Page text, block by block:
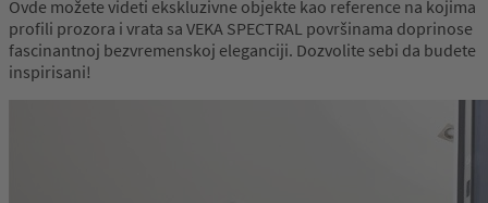
Ovde možete videti ekskluzivne objekte kao reference na kojima
profili prozora i vrata sa VEKA SPECTRAL površinama doprinose
fascinantnoj bezvremenskoj eleganciji. Dozvolite sebi da budete
inspirisani!